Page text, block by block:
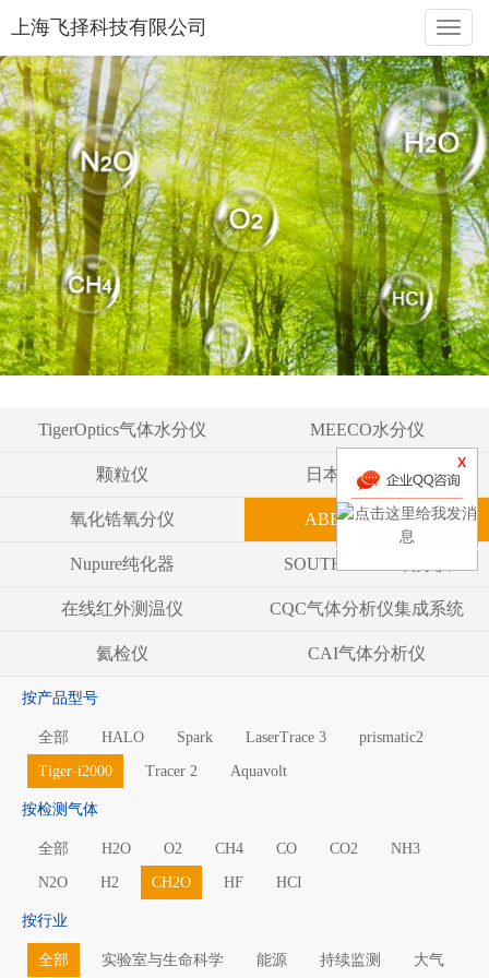
上海飞择科技有限公司
TigerOptics气体水分仪 MEECO水分仪
颗粒仪 日本液空氧分仪
氧化锆氧分仪 ABB气体分析仪
Nupure纯化器 SOUTHLAND 氧分仪
在线红外测温仪 CQC气体分析仪集成系统
氦检仪 CAI气体分析仪
按产品型号
全部 HALO Spark LaserTrace 3 prismatic2
Tiger-i2000 Tracer 2 Aquavolt
按检测气体
全部 H2O O2 CH4 CO CO2 NH3
N2O H2 CH2O HF HCI
按行业
全部 实验室与生命科学 能源 持续监测 大气